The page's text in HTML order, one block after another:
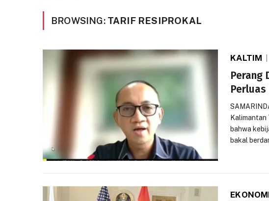
BROWSING: TARIF RESIPROKAL
KALTIM
Perang
Perluas
Kalimantan
bahwa
bakal